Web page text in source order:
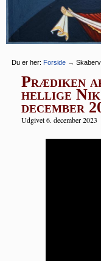
Du er her: Forside →
Prædiken
hellige
december
Udgivet 6. december 2023